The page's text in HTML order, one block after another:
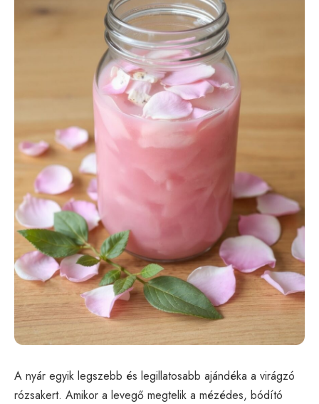
A nyár egyik legszebb és legillatosabb ajándéka a virágzó
rózsakert. Amikor a levegő megtelik a mézédes, bódító